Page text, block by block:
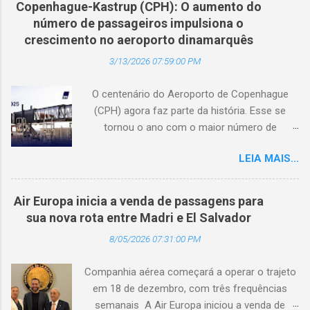
toda a Ásia. Com a disponibilidade agora em
coreano, a Academia fortalece ainda mais sua
capacidade de atender ao diversificado setor
Brasil-Portugal, em São Paulo (SP). O encontro
aconteceu no Tivoli Mofarrej São Paulo Hotel e
debateu promoção internacional, fluxo turístico,
o fortalecimento das relações entre os dois
Bruno Reis (dir.) apresentou indicadores de
crescimento do turismo internacional no Brasil,
recorde em 2025 com 9,3 milhões de chegadas
diretor de Marketing Internacional, Negócios e
Sustentabilidade, Embratur, Bruno Reis, foi
convidado para integrar o painel de abertura da
conferência, com o tema “Portugal & Brasil:
Copenhague-Kastrup (CPH): O aumento do
número de passageiros impulsiona o
crescimento no aeroporto dinamarquês
3/13/2026 07:59:00 PM
O centenário do Aeroporto de Copenhague
(CPH) agora faz parte da história. Esse se
tornou o ano com o maior número de
houve conexões aéreas melhores entre a
Dinamarca e o mundo, e isso é positivo para a
sociedade como um todo. (© Copenhague
Airports) O número de viajantes nunca foi tão
total de 32,4 milhões de viajantes passou pelos
Estado dinamarquês adquiriu a participação
majoritária na Copenhagen Airports A/S, e o
LEIA MAIS...
Air Europa inicia a venda de passagens para
sua nova rota entre Madri e El Salvador
8/05/2026 07:31:00 PM
Companhia aérea começará a operar o trajeto
em 18 de dezembro, com três frequências
semanais A Air Europa iniciou a venda de